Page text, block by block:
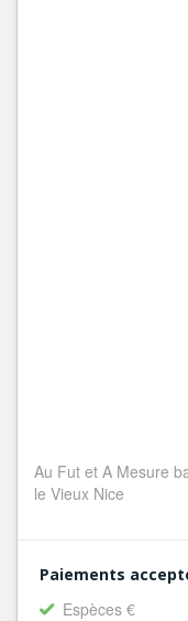
Au Fut et A Mesure
le Vieux Nice
Paiements
Espèces €